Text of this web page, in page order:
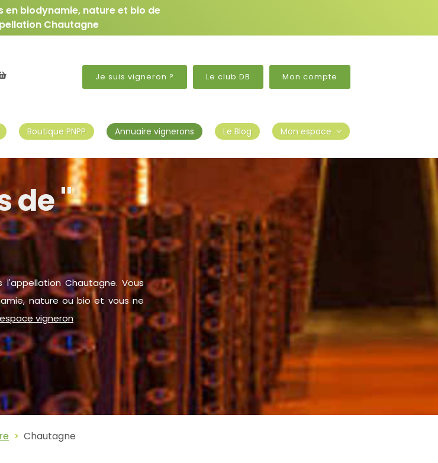
en biodynamie, nature et bio de
Chautagne
Mon compte
Le club DB
Je suis vigneron ?
nous
Boutique PNPP Annuaire vignerons Le Blog Mon espace
de "
Chautagne. Vous
nature ou bio et vous ne
vigneron
Chautagne